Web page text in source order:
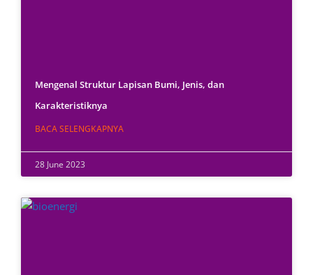
Mengenal Struktur Lapisan Bumi, Jenis, dan
Karakteristiknya
BACA SELENGKAPNYA
28 June 2023